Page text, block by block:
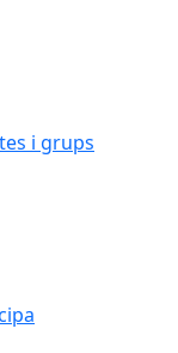
i grups